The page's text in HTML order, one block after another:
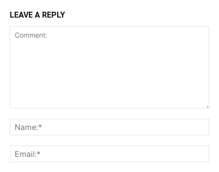
LEAVE A REPLY